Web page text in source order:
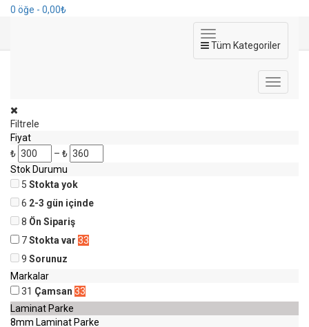
0 öğe - 0,00₺
Tüm Kategoriler
Filtrele
Fiyat
₺
– ₺
Stok Durumu
5 Stokta yok
6 2-3 gün içinde
8 Ön Sipariş
7Stokta var 33
9 Sorunuz
Markalar
31 Çamsan 33
Laminat Parke
8mm Laminat Parke